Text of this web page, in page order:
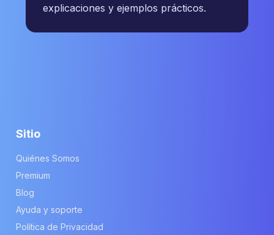
explicaciones y ejemplos prácticos.
Sitio
Quiénes Somos
Premium
Blog
Ayuda y soporte
Política de Privacidad